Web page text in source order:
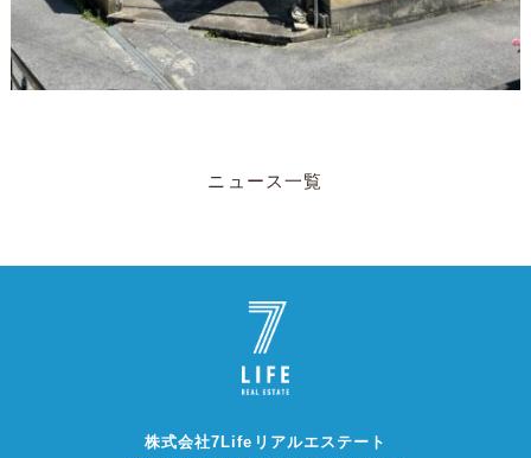
ニュース一覧
株式会社7Lifeリアルエステート